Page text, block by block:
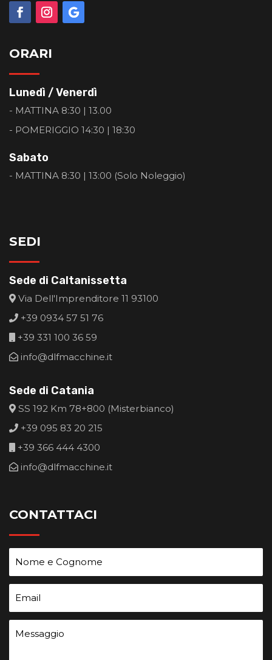
ORARI
Lunedì / Venerdì
- MATTINA 8:30 | 13.00
- POMERIGGIO 14:30 | 18:30
Sabato
- MATTINA 8:30 | 13:00 (Solo Noleggio)
SEDI
Sede di Caltanissetta
Via Dell'Imprenditore 11 93100
+39 0934 57 51 76
+39 331 100 36 59
info@dlfmacchine.it
Sede di Catania
SS 192 Km 78+800 (Misterbianco)
+39 095 83 20 215
+39 366 444 4300
info@dlfmacchine.it
CONTATTACI